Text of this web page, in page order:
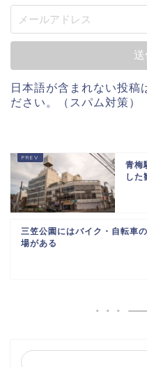
日本語が含まれない投稿
ださい。（スパム対策）
青梅
した
三笠公園にはバイク・自転車
場がある